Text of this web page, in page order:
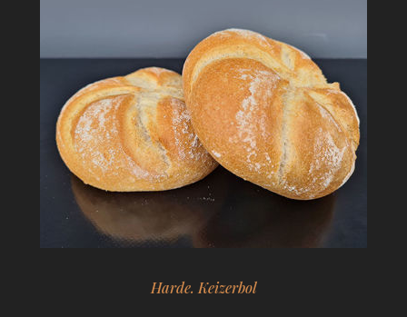
Harde. Keizerbol